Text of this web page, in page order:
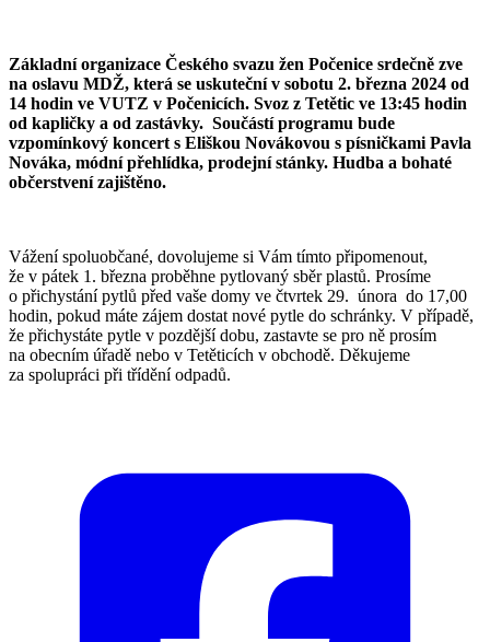
Základní organizace Českého svazu žen Počenice srdečně zve
na oslavu MDŽ, která se uskuteční v sobotu 2. března 2024 od
14 hodin ve VUTZ v Počenicích. Svoz z Tetětic ve 13:45 hodin
od kapličky a od zastávky. Součástí programu bude
vzpomínkový koncert s Eliškou Novákovou s písničkami Pavla
Nováka, módní přehlídka, prodejní stánky. Hudba a bohaté
občerstvení zajištěno.
Vážení spoluobčané, dovolujeme si Vám tímto připomenout,
že v pátek 1. března proběhne pytlovaný sběr plastů. Prosíme
o přichystání pytlů před vaše domy ve čtvrtek 29. února do 17,00
hodin, pokud máte zájem dostat nové pytle do schránky. V případě,
že přichystáte pytle v pozdější dobu, zastavte se pro ně prosím
na obecním úřadě nebo v Tetěticích v obchodě. Děkujeme
za spolupráci při třídění odpadů.